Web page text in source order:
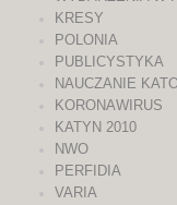
KRESY
POLONIA
PUBLICYSTYKA
NAUCZANIE
KORONAWIRUS
KATYN 2010
NWO
PERFIDIA
VARIA